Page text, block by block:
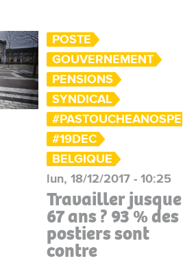
POSTE
GOUVERNEMENT
PENSIONS
SYNDICAL
#19DEC
BELGIQUE
lun, 18/12/2017 - 10:25
Travailler jusque
67 ans ? 93 % des
postiers sont
contre